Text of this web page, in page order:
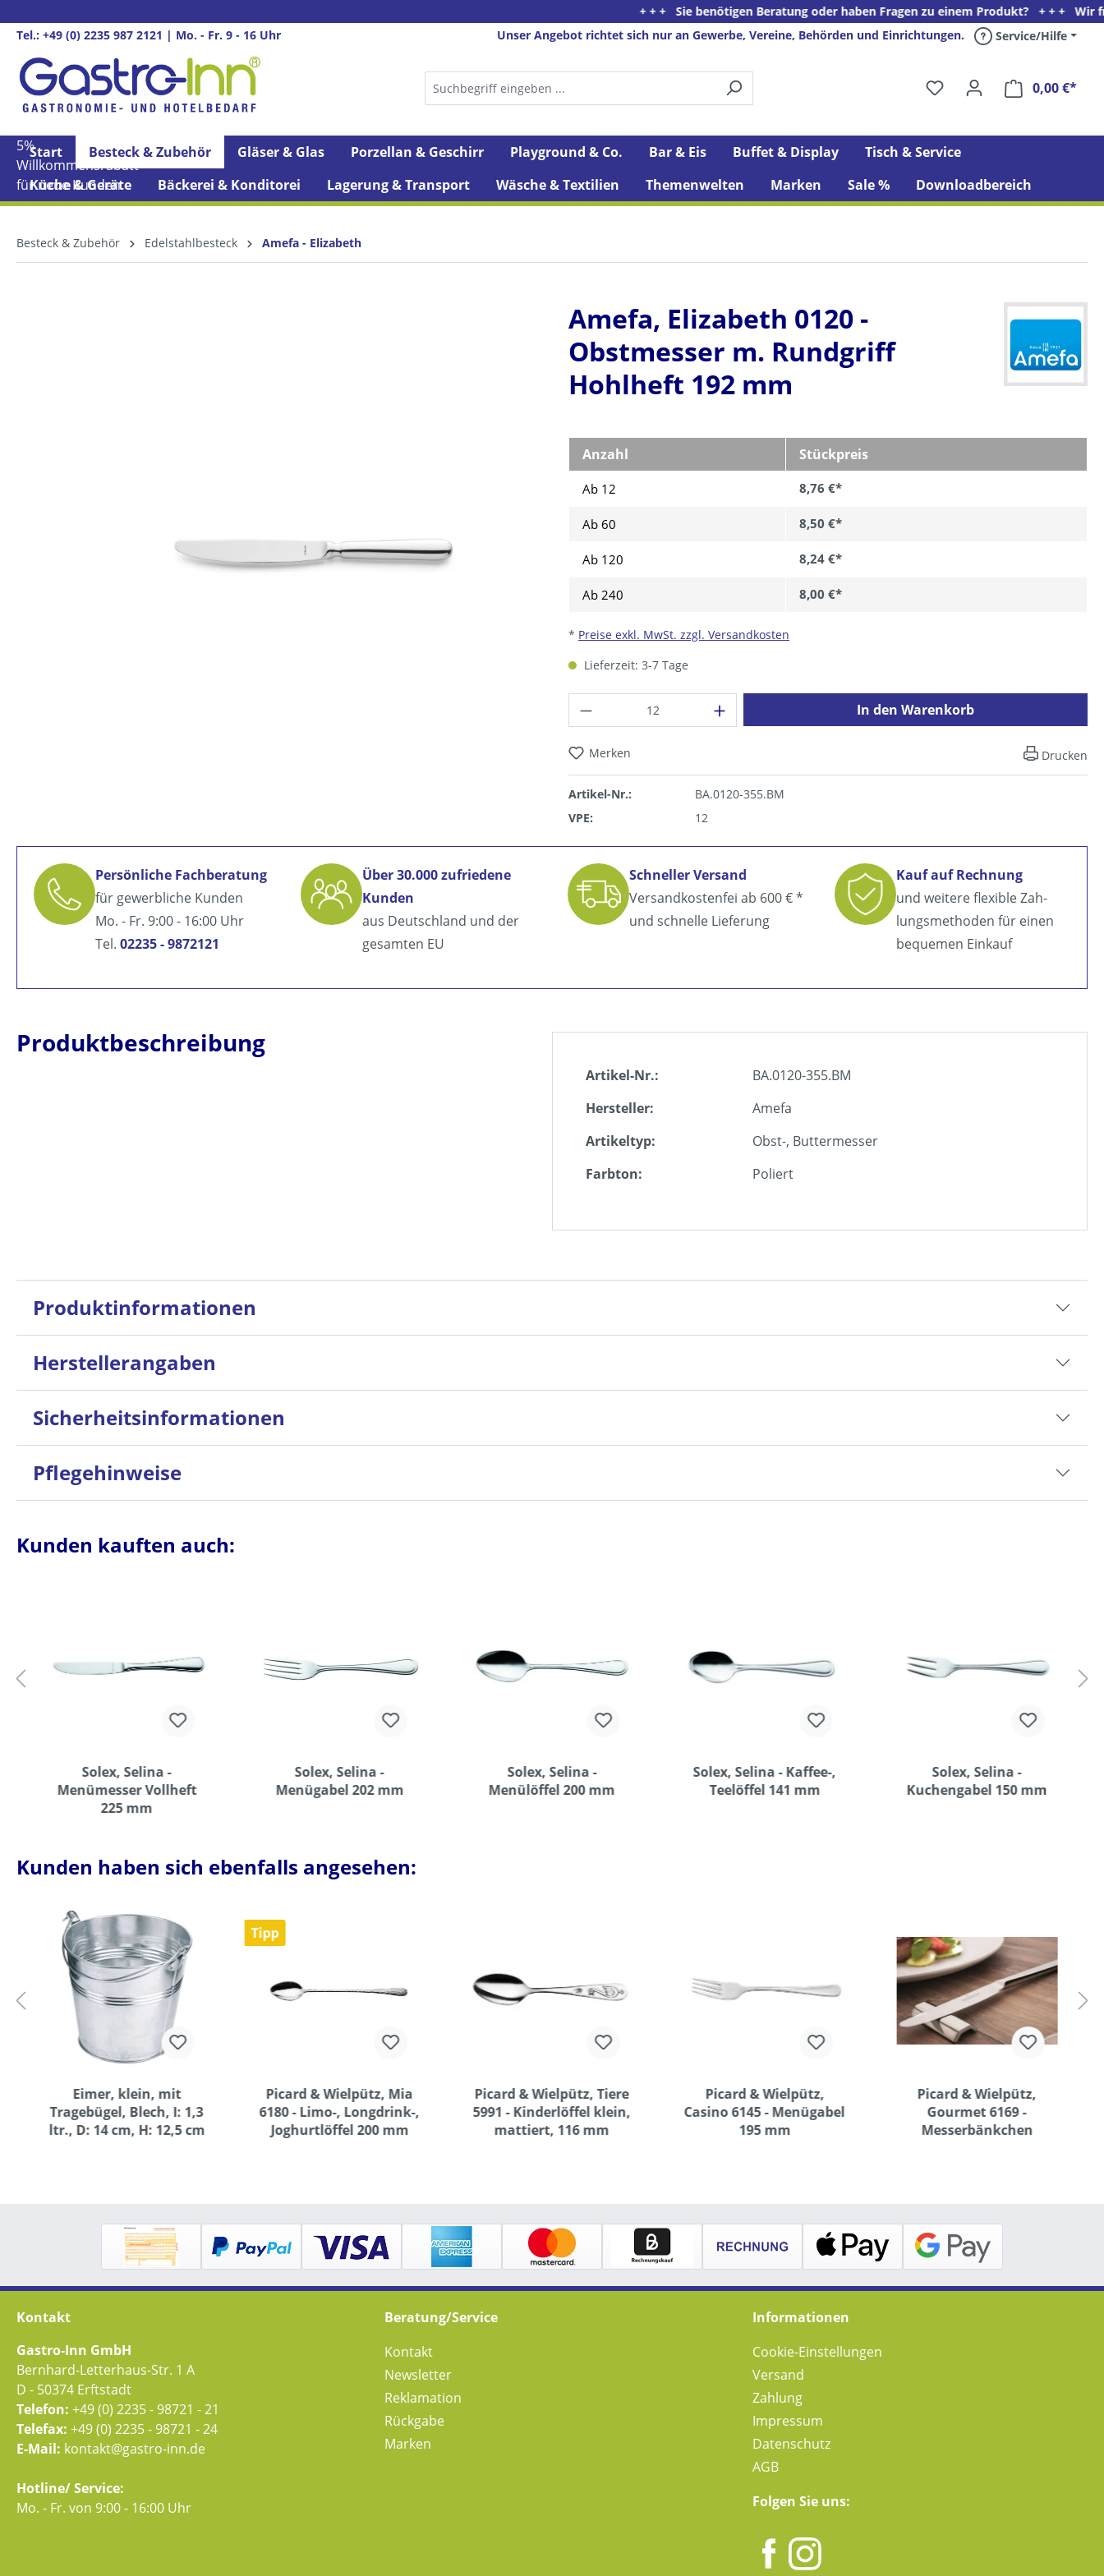
Zur Hauptnavigation springen
+ + + Sie benötigen Beratung oder haben Fragen zu einem Produkt? + + + Wir freuen
Tel.: +49 (0) 2235 987 2121 | Mo. - Fr. 9 - 16 Uhr
Unser Angebot richtet sich nur an Gewerbe, Vereine, Behörden und Einrichtungen. Service/Hilfe
0,00 €*
5%
Willkommens­rabatt**
für neue Kunden
Start Besteck & Zubehör Gläser & Glas Porzellan & Geschirr Playground & Co. Bar & Eis Buffet & Display
Tisch & Service
Küche & Geräte
Bäckerei & Konditorei Lagerung & Transport Wäsche & Textilien Themenwelten Marken Sale % Downloadbereich
Besteck & Zubehör Edelstahlbesteck Amefa - Elizabeth
Amefa, Elizabeth 0120 -
Obstmesser m. Rundgriff
Hohlheft 192 mm
Anzahl Stückpreis
Ab 12 8,76 €*
Ab 60 8,50 €*
Ab 120 8,24 €*
Ab 240 8,00 €*
* Preise exkl. MwSt. zzgl. Versandkosten
Lieferzeit: 3-7 Tage
Produkt Anzahl: Gib den gewünschten Wert ein oder
In den Warenkorb
Merken Drucken
Artikel-Nr.:
BA.0120-355.BM
VPE:
12
Persönliche Fachberatung
für gewerbliche Kunden
Mo. - Fr. 9:00 - 16:00 Uhr
Tel. 02235 - 9872121
Über 30.000 zufriedene
Kunden
aus Deutschland und der
gesamten EU
Schneller Versand
Versandkostenfei ab 600 € *
und schnelle Lieferung
Kauf auf Rechnung
und weitere flexible Zah­
lungsmethoden für einen
bequemen Einkauf
Produktbeschreibung
Artikel-Nr.:
BA.0120-355.BM
Hersteller:
Amefa
Artikeltyp:
Obst-, Buttermesser
Farbton:
Poliert
Produktinformationen
Herstellerangaben
Sicherheitsinformationen
Pflegehinweise
Kunden kauften auch:
Solex, Selina -
Menümesser Vollheft
225 mm
Solex, Selina -
Menügabel 202 mm
Solex, Selina -
Menülöffel 200 mm
Solex, Selina - Kaffee-,
Teelöffel 141 mm
Solex, Selina -
Kuchengabel 150 mm
Kunden haben sich ebenfalls angesehen:
Eimer, klein, mit
Tragebügel, Blech, I: 1,3
ltr., D: 14 cm, H: 12,5 cm
Tipp
Picard & Wielpütz, Mia
6180 - Limo-, Longdrink-,
Joghurtlöffel 200 mm
Picard & Wielpütz, Tiere
5991 - Kinderlöffel klein,
mattiert, 116 mm
Picard & Wielpütz,
Casino 6145 - Menügabel
195 mm
Picard & Wielpütz,
Gourmet 6169 -
Messerbänkchen
Kontakt
Gastro-Inn GmbH
Bernhard-Letterhaus-Str. 1 A
D - 50374 Erftstadt
Telefon: +49 (0) 2235 - 98721 - 21
Telefax: +49 (0) 2235 - 98721 - 24
E-Mail: kontakt@gastro-inn.de
Hotline/ Service:
Mo. - Fr. von 9:00 - 16:00 Uhr
Beratung/Service
Kontakt
Newsletter
Reklamation
Rückgabe
Marken
Informationen
Cookie-Einstellungen
Versand
Zahlung
Impressum
Datenschutz
AGB
Folgen Sie uns: